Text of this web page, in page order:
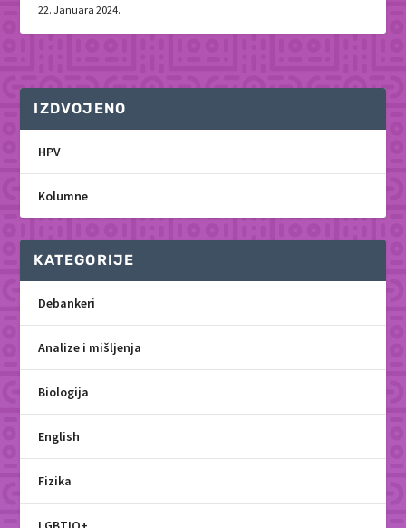
22. Januara 2024.
IZDVOJENO
HPV
Kolumne
KATEGORIJE
Debankeri
Analize i mišljenja
Biologija
English
Fizika